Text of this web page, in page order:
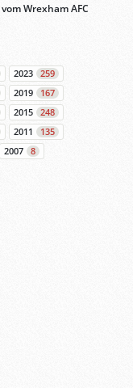
Wrexham AFC
2023
259
2019
167
2015
248
2011
135
2007
8